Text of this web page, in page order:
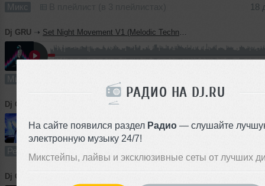
РАДИО НА DJ.RU
На сайте появился раздел Радио — слушайте
электронную музыку 24/7!
Микстейпы, лайвы и эксклюзивные сеты от лучших
Микс 18
Dj GRU ➝ Set Night Movement V1 (Melodic Techno, Progressive house)
Микс
Dj GRU Green Velvet, Claude VonStroke, Get Real — Jolean ( MASH UP, Remix)
5:43 452 раза 18
Ремикс В плейлист (в 2 плейлистах)
Dj GRU